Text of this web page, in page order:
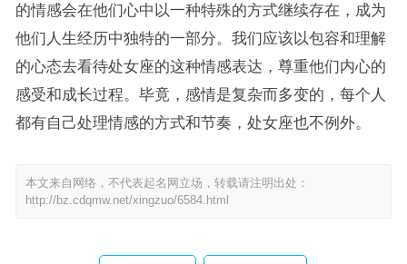
的情感会在他们心中以一种特殊的方式继续存在，成为
他们人生经历中独特的一部分。我们应该以包容和理解
的心态去看待处女座的这种情感表达，尊重他们内心的
感受和成长过程。毕竟，感情是复杂而多变的，每个人
都有自己处理情感的方式和节奏，处女座也不例外。
本文来自网络，不代表起名网立场，转载请注明出处：
http://bz.cdqmw.net/xingzuo/6584.html